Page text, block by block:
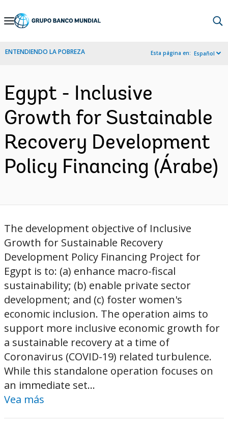
Skip
Navigation
ENTENDIENDO LA POBREZA Esta página en: Español
Egypt - Inclusive
Growth for Sustainable
Recovery Development
Policy Financing (Árabe)
The development objective of Inclusive
Growth for Sustainable Recovery
Development Policy Financing Project for
Egypt is to: (a) enhance macro-fiscal
sustainability; (b) enable private sector
development; and (c) foster women's
economic inclusion. The operation aims to
support more inclusive economic growth for
a sustainable recovery at a time of
Coronavirus (COVID-19) related turbulence.
While this standalone operation focuses on
an immediate set...
Vea más